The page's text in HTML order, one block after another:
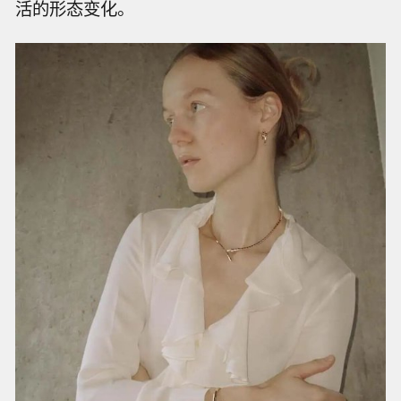
活的形态变化。